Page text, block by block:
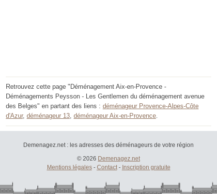
Retrouvez cette page "Déménagement Aix-en-Provence -
Déménagements Peysson - Les Gentlemen du déménagement avenue
des Belges" en partant des liens : déménageur Provence-Alpes-Côte
d'Azur, déménageur 13, déménageur Aix-en-Provence.
Demenagez.net : les adresses des déménageurs de votre région
© 2026 Demenagez.net
Mentions légales- Contact- Inscription gratuite